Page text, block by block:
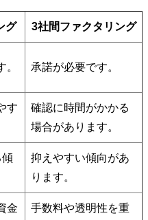
グ 3社間ファクタリング
承諾が必要です。
す
確認に時間がかかる
場合があります。
抑えやすい傾向があ
ります。
金
手数料や透明性を重